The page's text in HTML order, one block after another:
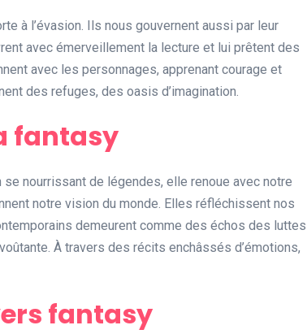
à l’évasion. Ils nous gouvernent aussi par leur
avec émerveillement la lecture et lui prêtent des
avec les personnages, apprenant courage et
des refuges, des oasis d’imagination.
fantasy
se nourrissant de légendes, elle renoue avec notre
notre vision du monde. Elles réfléchissent nos
demeurent comme des échos des luttes
À travers des récits enchâssés d’émotions,
fantasy